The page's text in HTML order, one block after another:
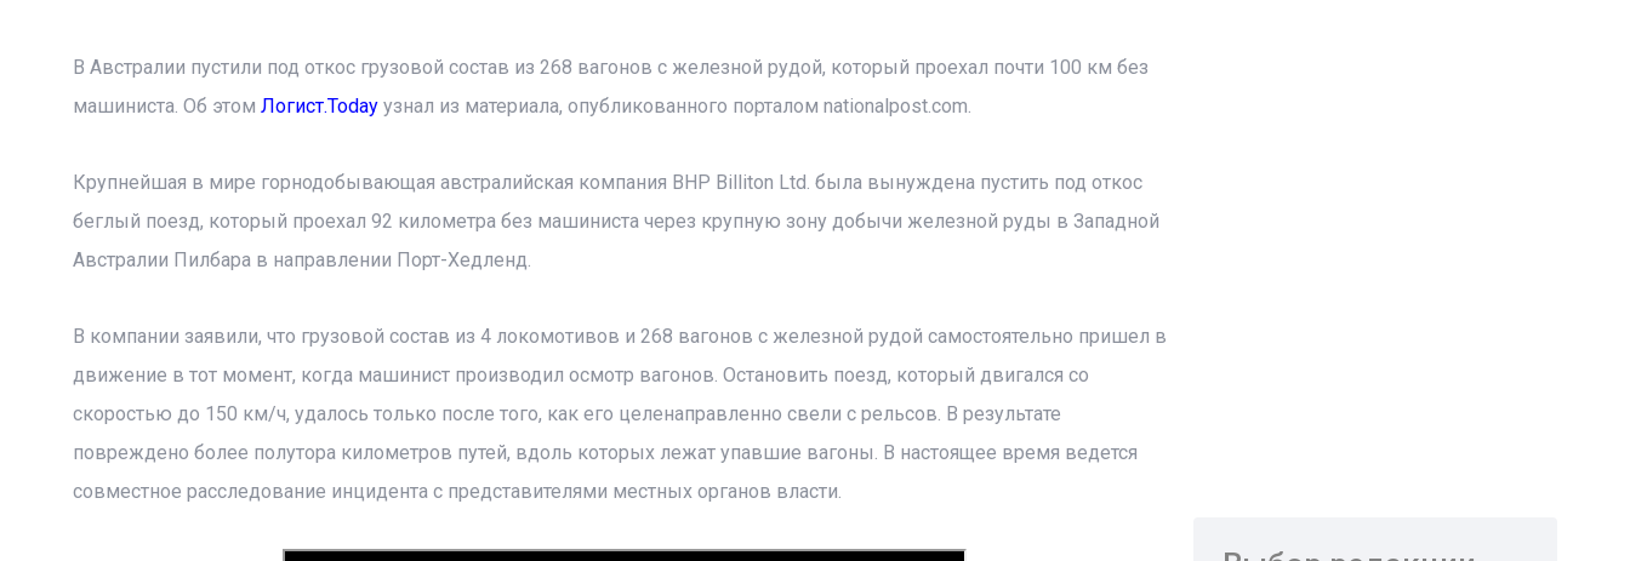
В Австралии пустили под откос грузовой состав из 268 вагонов с железной рудой, который проехал почти 100 км без
машиниста. Об этом Логист.Todayузнал из материала, опубликованного порталом nationalpost.com.
Крупнейшая в мире горнодобывающая австралийская компания BHP Billiton Ltd. была вынуждена пустить под откос
беглый поезд, который проехал 92 километра без машиниста через крупную зону добычи железной руды в Западной
Австралии Пилбара в направлении Порт-Хедленд.
В компании заявили, что грузовой состав из 4 локомотивов и 268 вагонов с железной рудой самостоятельно пришел в
движение в тот момент, когда машинист производил осмотр вагонов. Остановить поезд, который двигался со
скоростью до 150 км/ч, удалось только после того, как его целенаправленно свели с рельсов. В результате
повреждено более полутора километров путей, вдоль которых лежат упавшие вагоны. В настоящее время ведется
совместное расследование инцидента с представителями местных органов власти.